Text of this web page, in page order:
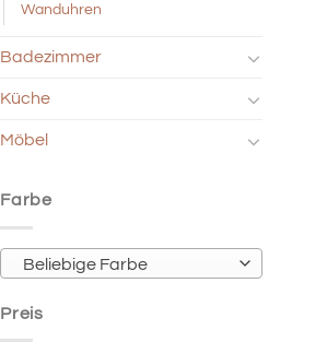
Wanduhren
Badezimmer
Küche
Möbel
Farbe
Beliebige Farbe
Preis